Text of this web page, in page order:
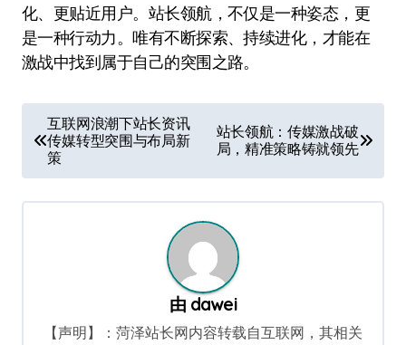
化、更贴近用户。站长领航，不仅是一种姿态，更
是一种行动力。唯有不断探索、持续进化，才能在
激战中找到属于自己的突围之路。
章
导
航
互联网浪潮下站长资讯
传媒转型突围与布局新
策
站长领航：传媒激战破
局，精准策略铸就领先
由 dawei
【声明】：菏泽站长网内容转载自互联网，其相关